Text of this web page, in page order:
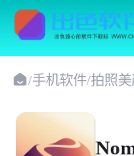
/手机软件/拍照